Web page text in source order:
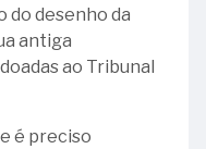
do desenho da
antiga
ao Tribunal
é preciso